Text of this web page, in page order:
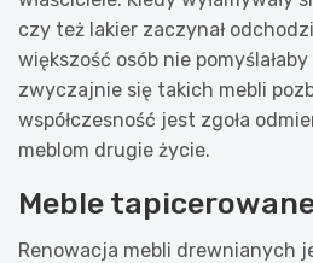
czy też lakier zaczynał
większość osób nie
zwyczajnie się takich mebli
współczesność jest zgoła
meblom drugie życie.
Meble
Renowacja mebli drewnianych